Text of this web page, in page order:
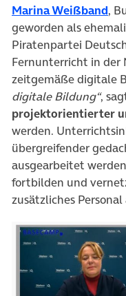
Marina Weißband,
geworden als
Piratenpartei
Fernunterricht in der
zeitgemäße digitale
digitale Bildung“,
projektorientierter
werden.
übergreifender
ausgearbeitet
fortbilden und
zusätzliches